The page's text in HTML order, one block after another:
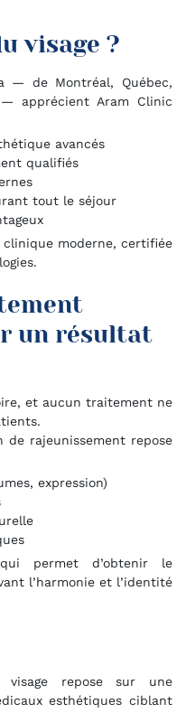
visage ?
— de Montréal, Québec,
— apprécient Aram Clinic
avancés
qualifiés
tout le séjour
moderne, certifiée
un résultat
et aucun traitement ne
de rajeunissement repose
expression)
permet d’obtenir le
l’harmonie et l’identité
visage repose sur une
esthétiques ciblant